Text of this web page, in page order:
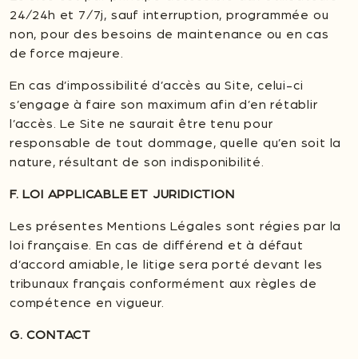
24/24h et 7/7j, sauf interruption, programmée ou
non, pour des besoins de maintenance ou en cas
de force majeure.
En cas d’impossibilité d’accès au Site, celui-ci
s’engage à faire son maximum afin d’en rétablir
l’accès. Le Site ne saurait être tenu pour
responsable de tout dommage, quelle qu’en soit la
nature, résultant de son indisponibilité.
F. LOI APPLICABLE ET JURIDICTION
Les présentes Mentions Légales sont régies par la
loi française. En cas de différend et à défaut
d’accord amiable, le litige sera porté devant les
tribunaux français conformément aux règles de
compétence en vigueur.
G. CONTACT